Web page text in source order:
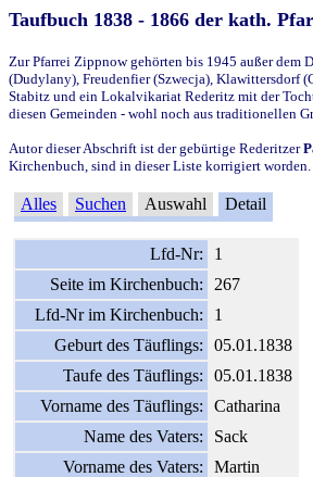
Taufbuch 1838 - 1866 der kath.
Zur Pfarrei Zippnow gehörten bis 1945 außer dem
(Dudylany), Freudenfier (Szwecja), Klawittersdorf
Stabitz und ein Lokalvikariat Rederitz mit der
diesen Gemeinden - wohl noch aus traditionellen
Autor dieser Abschrift ist der gebürtige Rederitzer
Kirchenbuch, sind in dieser Liste korrigiert
Alles Suchen Auswahl Detail
Lfd-Nr:
1
Seite im Kirchenbuch:
267
Lfd-Nr im Kirchenbuch:
1
Geburt des Täuflings:
05.01.1838
Taufe des Täuflings:
05.01.1838
Vorname des Täuflings:
Catharina
Name des Vaters:
Sack
Vorname des Vaters:
Martin